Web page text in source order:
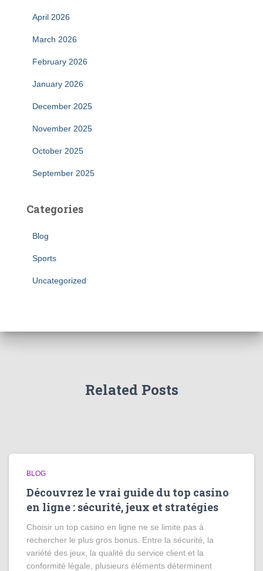
April 2026
March 2026
February 2026
January 2026
December 2025
November 2025
October 2025
September 2025
Categories
Blog
Sports
Uncategorized
Related Posts
BLOG
Découvrez le vrai guide du top casino
en ligne : sécurité, jeux et stratégies
Choisir un top casino en ligne ne se limite pas à
rechercher le plus gros bonus. Entre la sécurité, la
variété des jeux, la qualité du service client et la
conformité légale, plusieurs éléments déterminent